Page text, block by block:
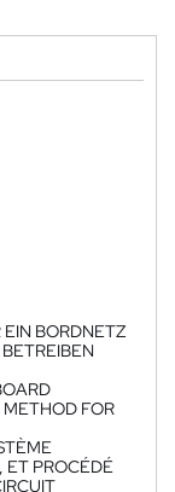
BORDNETZ
FOR
ET PROCÉDÉ